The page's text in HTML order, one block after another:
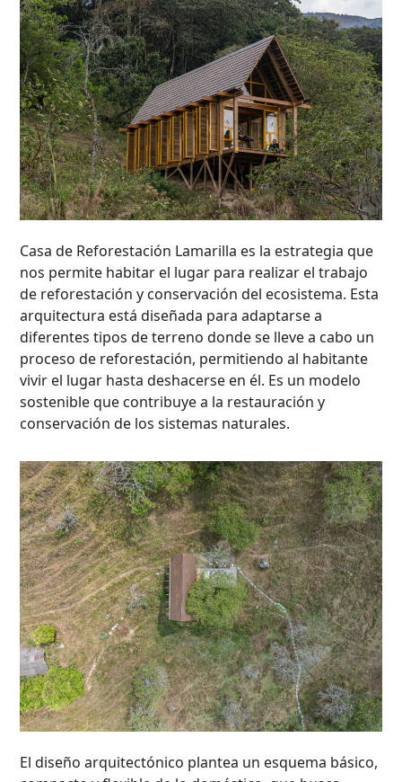
Casa de Reforestación Lamarilla es la estrategia que
nos permite habitar el lugar para realizar el trabajo
de reforestación y conservación del ecosistema. Esta
arquitectura está diseñada para adaptarse a
diferentes tipos de terreno donde se lleve a cabo un
proceso de reforestación, permitiendo al habitante
vivir el lugar hasta deshacerse en él. Es un modelo
sostenible que contribuye a la restauración y
conservación de los sistemas naturales.
El diseño arquitectónico plantea un esquema básico,